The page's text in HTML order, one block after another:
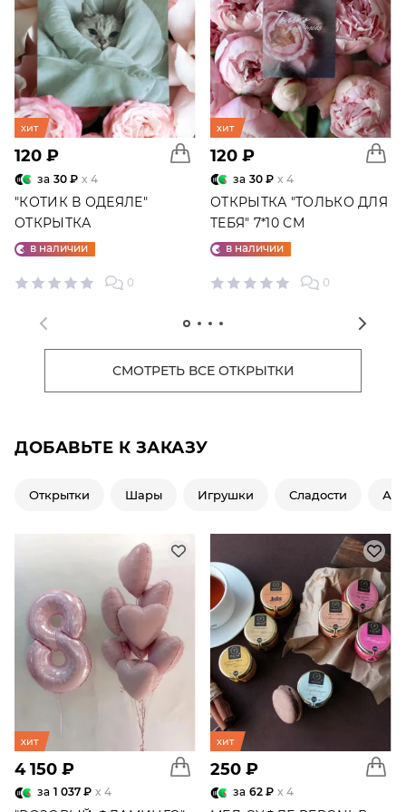
хит
120 ₽
за 30 ₽ x 4
"КОТИК В ОДЕЯЛЕ"
ОТКРЫТКА
в наличии
0
хит
120 ₽
за 30 ₽ x 4
ОТКРЫТКА "ТОЛЬКО ДЛЯ
ТЕБЯ" 7*10 СМ
в наличии
0
СМОТРЕТЬ ВСЕ ОТКРЫТКИ
ДОБАВЬТЕ К ЗАКАЗУ
Открытки Шары Игрушки Сладости
хит
4 150 ₽
за 1 037 ₽ x 4
хит
250 ₽
за 62 ₽ x 4